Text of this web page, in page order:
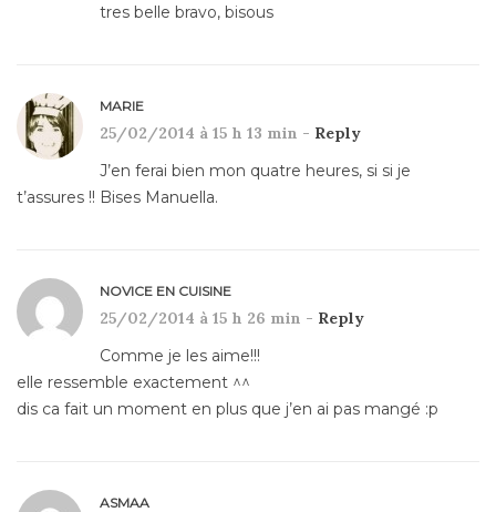
tres belle bravo, bisous
MARIE
25/02/2014 à 15 h 13 min - Reply
J’en ferai bien mon quatre heures, si si je
t’assures !! Bises Manuella.
NOVICE EN CUISINE
25/02/2014 à 15 h 26 min - Reply
Comme je les aime!!!
elle ressemble exactement ^^
dis ca fait un moment en plus que j’en ai pas mangé :p
ASMAA